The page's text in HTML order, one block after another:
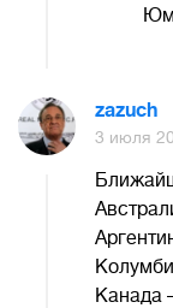
zazuch
3 июля
Канада